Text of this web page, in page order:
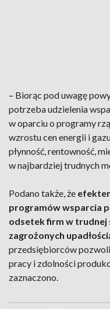
– Biorąc pod uwagę
potrzeba udzielenia
w oparciu o programy
wzrostu cen energii i
płynność, rentowność,
w najbardziej trudnych
Podano także, że
programów wsparcia
odsetek firm w trudnej
zagrożonych
przedsiębiorców
pracy i zdolności
zaznaczono.